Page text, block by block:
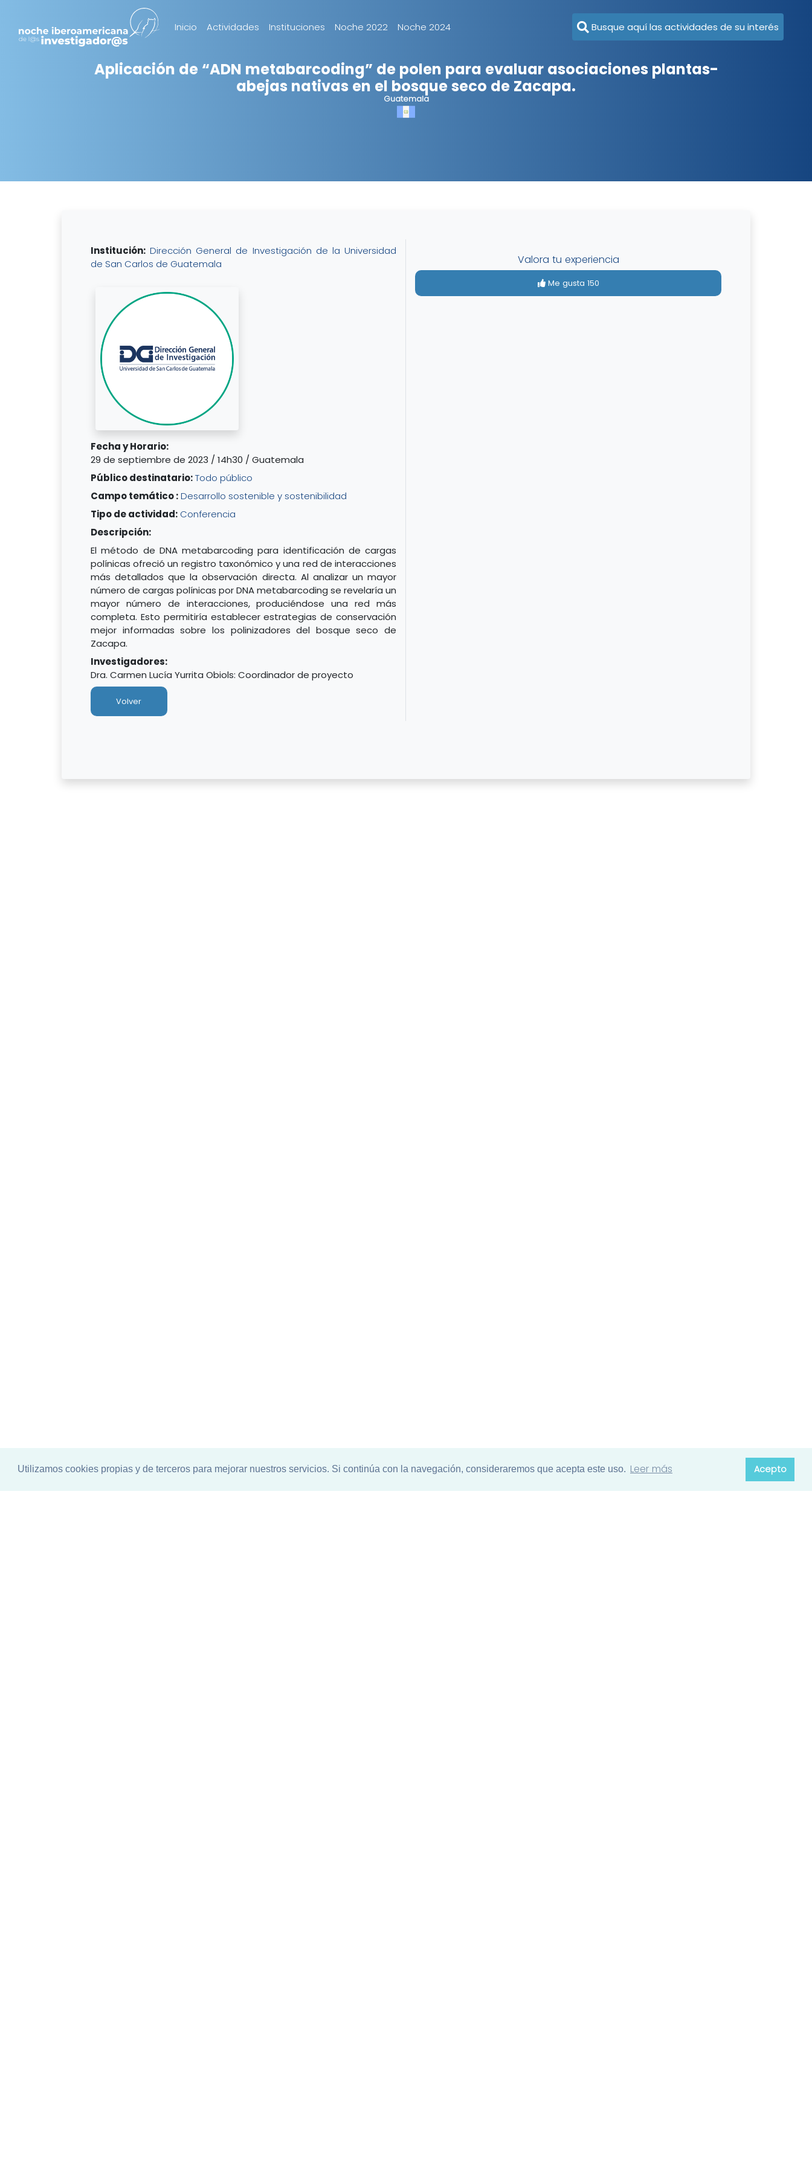
Utilizamos cookies propias y de terceros para mejorar nuestros servicios. Si continúa con la navegación, consideraremos que acepta este uso. Leer más Acepto
Inicio Actividades Instituciones Noche 2022 Noche 2024 Busque aquí las actividades de su interés
Aplicación de “ADN metabarcoding” de polen para evaluar asociaciones plantas-
abejas nativas en el bosque seco de Zacapa.
Guatemala
Institución: Dirección General de Investigación de la Universidad
de San Carlos de Guatemala
Fecha y Horario:
29 de septiembre de 2023 / 14h30 / Guatemala
Público destinatario:Todo público
Campo temático :Desarrollo sostenible y sostenibilidad
Tipo de actividad: Conferencia
Descripción:
El método de DNA metabarcoding para identificación de cargas
polínicas ofreció un registro taxonómico y una red de interacciones
más detallados que la observación directa. Al analizar un mayor
número de cargas polínicas por DNA metabarcoding se revelaría un
mayor número de interacciones, produciéndose una red más
completa. Esto permitiría establecer estrategias de conservación
mejor informadas sobre los polinizadores del bosque seco de
Zacapa.
Investigadores:
Dra. Carmen Lucía Yurrita Obiols: Coordinador de proyecto
Volver
Valora tu experiencia
Me gusta 150